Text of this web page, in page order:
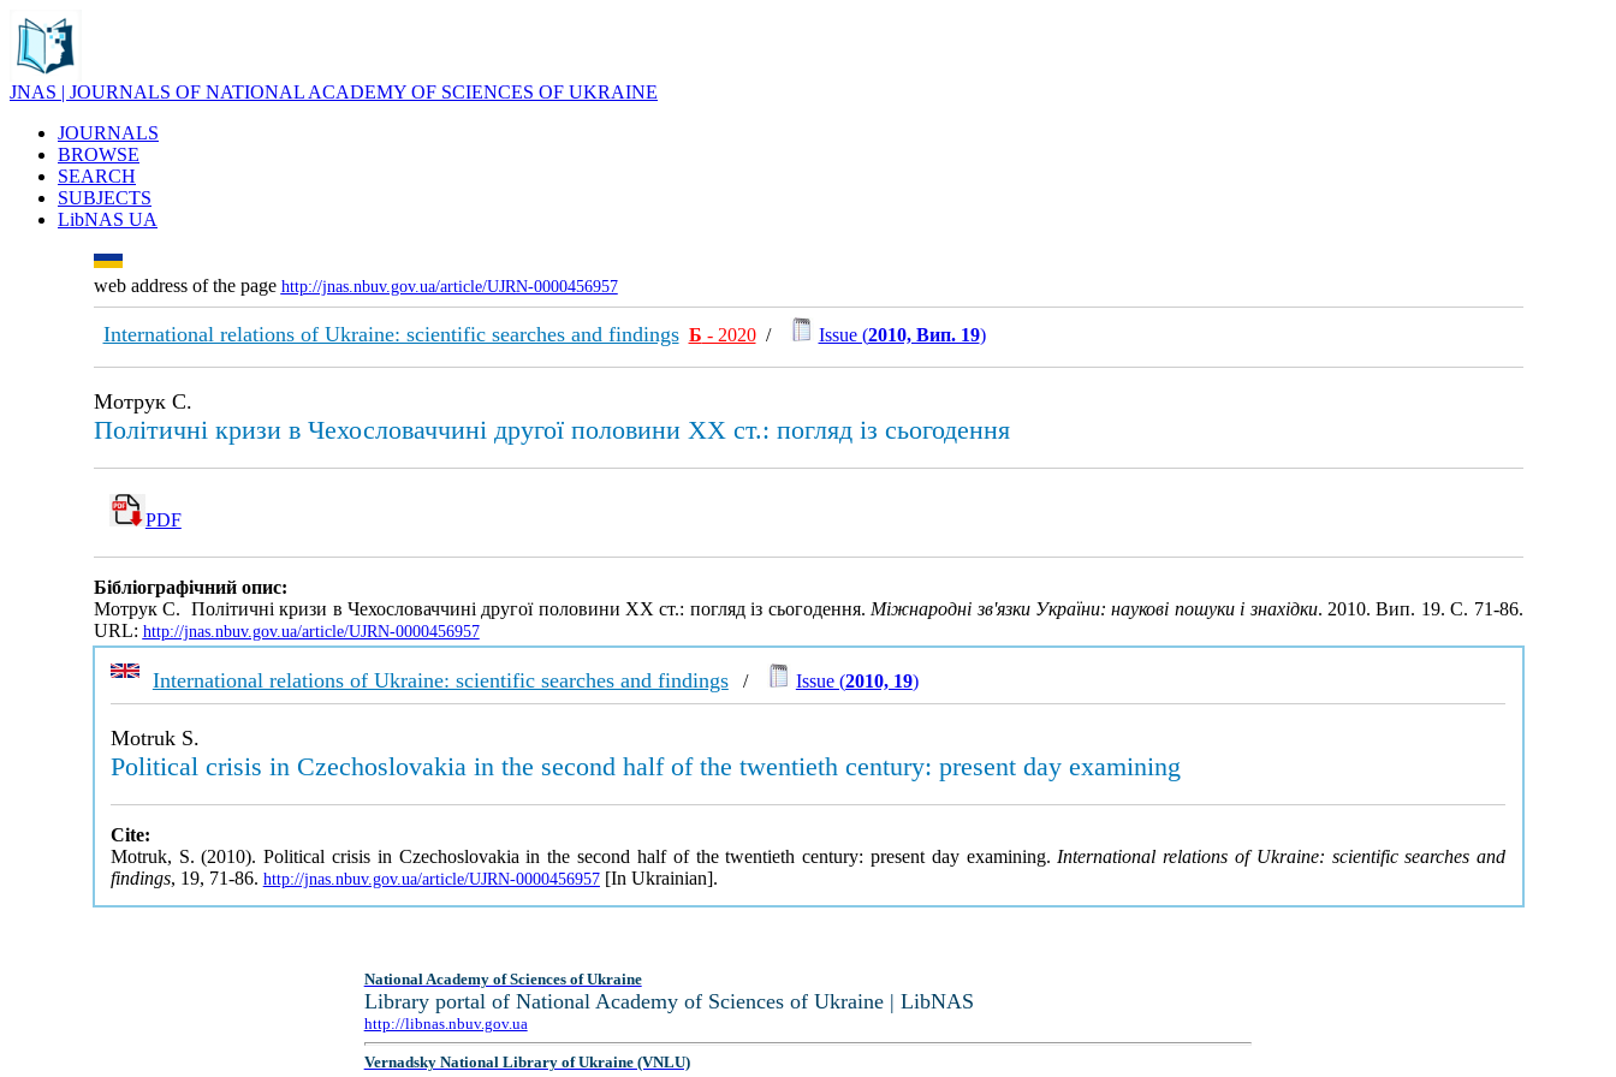
JNAS | JOURNALS OF NATIONAL ACADEMY OF SCIENCES OF UKRAINE
JOURNALS
BROWSE
SEARCH
SUBJECTS
LibNAS UA
web address of the page http://jnas.nbuv.gov.ua/article/UJRN-0000456957
International relations of Ukraine: scientific searches and findings Б - 2020/ Issue (2010, Вип. 19)
Мотрук С.
Політичні кризи в Чехословаччині другої половини XX ст.: погляд із сьогодення
PDF
Бібліографічний опис:
Мотрук С. Політичні кризи в Чехословаччині другої половини XX ст.: погляд із сьогодення.Міжнародні зв'язки України: наукові пошуки і знахідки. 2010. Вип. 19. С. 71-86.
URL: http://jnas.nbuv.gov.ua/article/UJRN-0000456957
International relations of Ukraine: scientific searches and findings/ Issue (2010, 19)
Motruk S.
Political crisis in Czechoslovakia in the second half of the twentieth century: present day examining
Cite:
Motruk, S. (2010). Political crisis in Czechoslovakia in the second half of the twentieth century: present day examining. International relations of Ukraine: scientific searches and
findings, 19, 71-86. http://jnas.nbuv.gov.ua/article/UJRN-0000456957[In Ukrainian].
National Academy of Sciences of Ukraine
Library portal of National Academy of Sciences of Ukraine | LibNAS
http://libnas.nbuv.gov.ua
Vernadsky National Library of Ukraine (VNLU)